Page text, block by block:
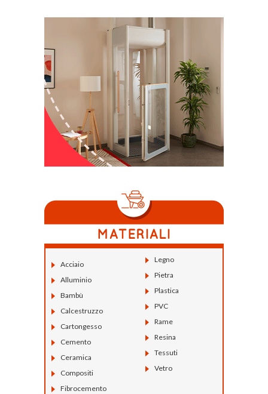
Acciaio
Alluminio
Bambù
Calcestruzzo
Cartongesso
Cemento
Ceramica
Compositi
Fibrocemento
Legno
Pietra
Plastica
PVC
Rame
Resina
Tessuti
Vetro